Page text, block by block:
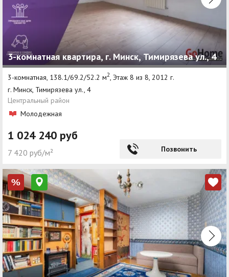
3-комнатная квартира, г. Минск, Тимирязева ул., 4
3-комнатная, 138.1/69.2/52.2 м2, Этаж 8 из 8, 2012 г.
г. Минск, Тимирязева ул., 4
Центральный район
Молодежная
1 024 240 руб
7 420 руб/м² Позвонить
%